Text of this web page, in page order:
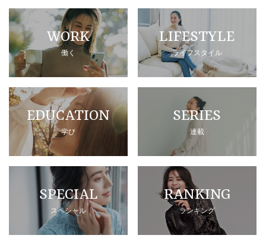
WORK
働く
LIFESTYLE
ライフスタイル
EDUCATION
学び
SERIES
連載
SPECIAL
スペシャル
RANKING
ランキング